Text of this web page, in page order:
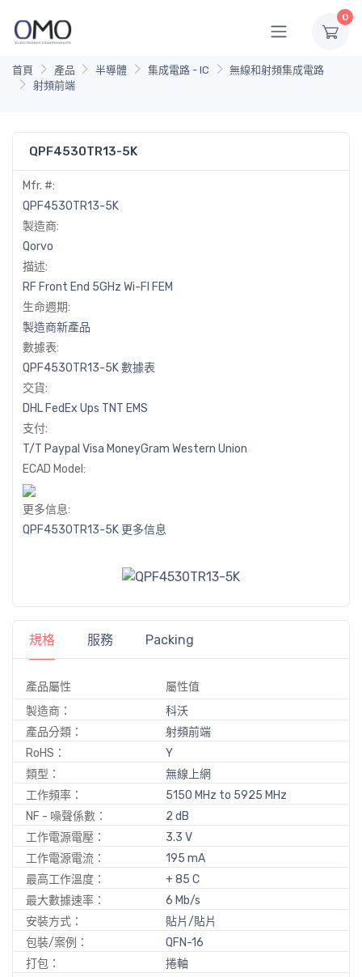
0
首頁 產品 半導體 集成電路 - IC
無線和射頻集成電路
射頻前端
QPF4530TR13-5K
Mfr. #:
QPF4530TR13-5K
製造商:
Qorvo
描述:
RF Front End 5GHz Wi-FI FEM
生命週期:
製造商新產品
數據表:
QPF4530TR13-5K 數據表
交貨:
DHL FedEx Ups TNT EMS
支付:
T/T Paypal Visa MoneyGram Western Union
ECAD Model:
更多信息:
QPF4530TR13-5K 更多信息
規格 服務 Packing
產品屬性
屬性值
製造商：
科沃
產品分類：
射頻前端
RoHS：
Y
類型：
無線上網
工作頻率：
5150 MHz to 5925 MHz
NF - 噪聲係數：
2 dB
工作電源電壓：
3.3 V
工作電源電流：
195 mA
最高工作溫度：
+ 85 C
最大數據速率：
6 Mb/s
安裝方式：
貼片/貼片
包裝/案例：
QFN-16
打包：
捲軸